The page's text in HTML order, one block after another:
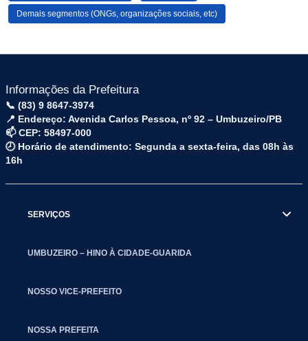
Demais segmentos (ONGs, organizações sociais, etc)
Informações da Prefeitura
📞 (83) 9 8647-3974
📍 Endereço: Avenida Carlos Pessoa, nº 92 – Umbuzeiro/PB
📫 CEP: 58497-000
🕗 Horário de atendimento: Segunda a sexta-feira, das 08h às
16h
SERVIÇOS
UMBUZEIRO – HINO À CIDADE-GUARIDA
NOSSO VICE-PREFEITO
NOSSA PREFEITA